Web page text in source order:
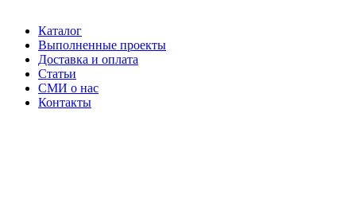
Каталог
Выполненные проекты
Доставка и оплата
Статьи
СМИ о нас
Контакты